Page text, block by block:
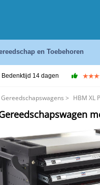
en Toebehoren
Bedenktijd 14 dagen
Gereedschapswagens > HBM XL